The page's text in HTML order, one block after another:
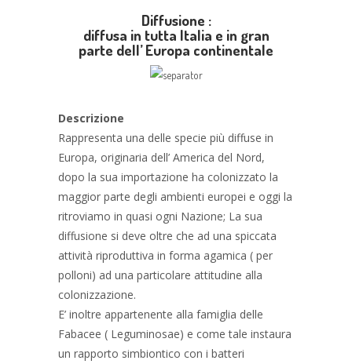
Diffusione :
diffusa in tutta Italia e in gran
parte dell’ Europa continentale
Descrizione
Rappresenta una delle specie più diffuse in
Europa, originaria dell’ America del Nord,
dopo la sua importazione ha colonizzato la
maggior parte degli ambienti europei e oggi la
ritroviamo in quasi ogni Nazione; La sua
diffusione si deve oltre che ad una spiccata
attività riproduttiva in forma agamica ( per
polloni) ad una particolare attitudine alla
colonizzazione.
E’ inoltre appartenente alla famiglia delle
Fabacee ( Leguminosae) e come tale instaura
un rapporto simbiontico con i batteri